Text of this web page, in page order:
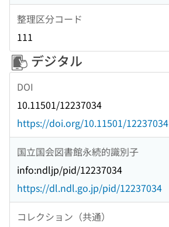
整理区分コード
111
デジタル
DOI
10.11501/12237034
https://doi.org/10.11501/12237034
国立国会図書館永続的識別子
info:ndljp/pid/12237034
https://dl.ndl.go.jp/pid/12237034
コレクション（共通）